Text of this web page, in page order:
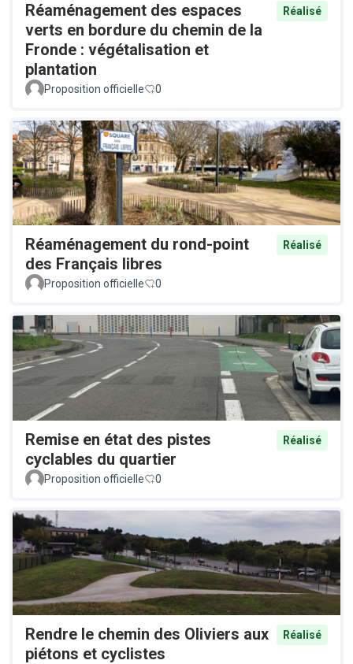
Réaménagement des espaces
verts en bordure du chemin de la
Fronde : végétalisation et
plantation
Réalisé
Proposition officielle 0
Réaménagement du rond-point
des Français libres
Réalisé
Proposition officielle 0
Remise en état des pistes
cyclables du quartier
Réalisé
Proposition officielle 0
Rendre le chemin des Oliviers aux
piétons et cyclistes
Réalisé